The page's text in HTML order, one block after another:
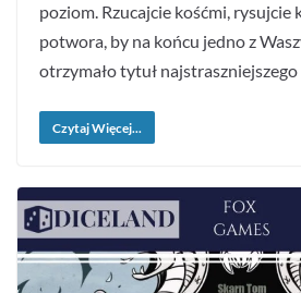
poziom. Rzucajcie kośćmi, rysujcie
potwora, by na końcu jedno z
otrzymało tytuł
Czytaj Więcej...